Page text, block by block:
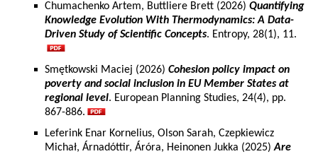
Chumachenko Artem, Buttliere Brett (2026) Quantifying
Knowledge Evolution With Thermodynamics: A Data-
Driven Study of Scientific Concepts. Entropy, 28(1), 11.
Smętkowski Maciej (2026) Cohesion policy impact on
poverty and social inclusion in EU Member States at
regional level. European Planning Studies, 24(4), pp.
867-886.
Leferink Enar Kornelius, Olson Sarah, Czepkiewicz
Michał, Árnadóttir, Áróra, Heinonen Jukka (2025)Are